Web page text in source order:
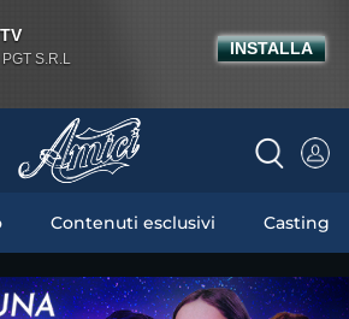
Contenuti esclusivi Casting
S.R.L
INSTALLA